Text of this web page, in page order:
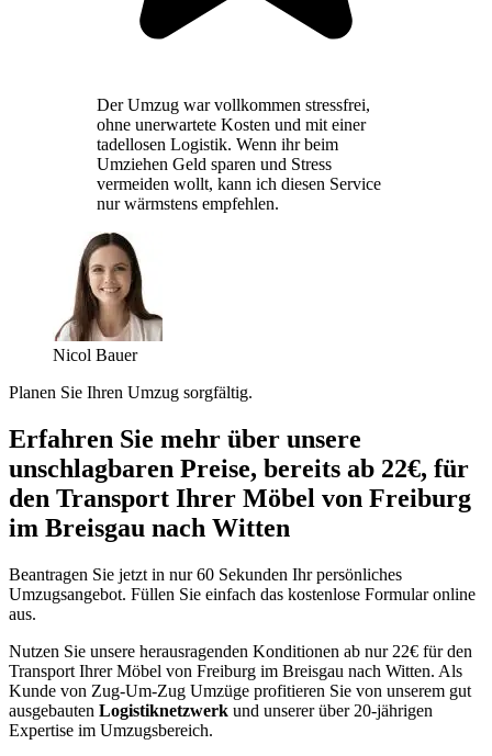
Der Umzug war vollkommen stressfrei,
ohne unerwartete Kosten und mit einer
tadellosen Logistik. Wenn ihr beim
Umziehen Geld sparen und Stress
vermeiden wollt, kann ich diesen Service
nur wärmstens empfehlen.
Nicol Bauer
Planen Sie Ihren Umzug sorgfältig.
Erfahren Sie mehr über unsere
unschlagbaren Preise, bereits ab 22€, für
den Transport Ihrer Möbel von Freiburg
im Breisgau nach Witten
Beantragen Sie jetzt in nur 60 Sekunden Ihr persönliches
Umzugsangebot. Füllen Sie einfach das kostenlose Formular online
aus.
Nutzen Sie unsere herausragenden Konditionen ab nur 22€ für den
Transport Ihrer Möbel von Freiburg im Breisgau nach Witten. Als
Kunde von Zug-Um-Zug Umzüge profitieren Sie von unserem gut
ausgebauten Logistiknetzwerk und unserer über 20-jährigen
Expertise im Umzugsbereich.